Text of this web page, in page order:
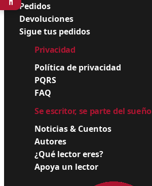
Pedidos
Devoluciones
Sigue tus pedidos
Privacidad
Política de privacidad
PQRS
FAQ
Se escritor, se parte del sueño
Noticias & Cuentos
Autores
¿Qué lector eres?
Apoya un lector